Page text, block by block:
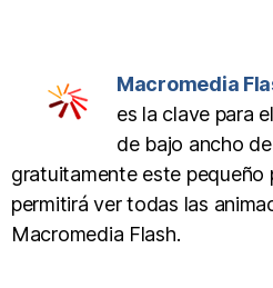
Macromedia
es la clave para
de bajo ancho
gratuitamente este pequeño
permitirá ver todas las
Macromedia Flash.